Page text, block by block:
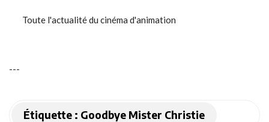
Toute l'actualité du cinéma d'animation
---
Étiquette : Goodbye Mister Christie